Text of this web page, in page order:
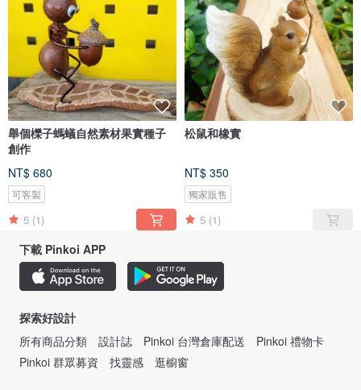
舉個櫟子螞蟻自然素材果實種子
創作
NT$ 680
可客製
5 (1)
松鼠和橡實
NT$ 350
獨家販售
5 (1)
下載 Pinkoi APP
探索好設計
所有商品分類
設計誌 Pinkoi 台灣倉庫配送
Pinkoi 禮物卡
Pinkoi 群眾募資
找靈感 逛櫥窗